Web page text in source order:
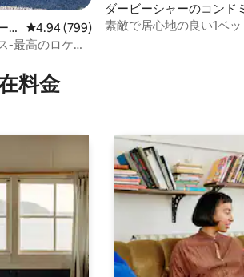
評価
レビュー799件、5つ星中4.94つ星の平
4.94 (799)
-最高のロケー
ダービーシャーのコンド
アム
素敵で居心地の良い1ベ
料⁠金